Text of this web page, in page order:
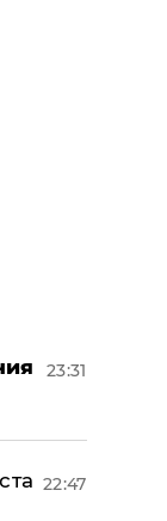
23:31
22:47